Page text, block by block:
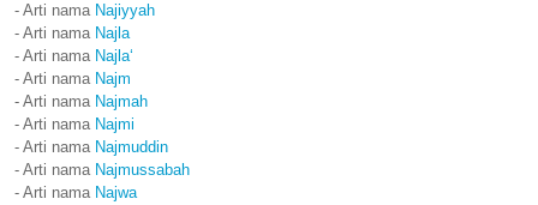
- Arti nama Najiyyah
- Arti nama Najla
- Arti nama Najla‘
- Arti nama Najm
- Arti nama Najmah
- Arti nama Najmi
- Arti nama Najmuddin
- Arti nama Najmussabah
- Arti nama Najwa